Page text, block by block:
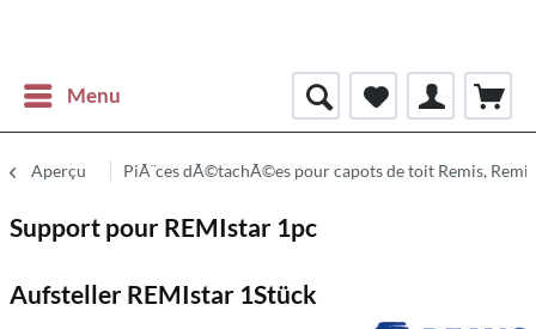
Menu
Aperçu PiÃ¨ces dÃ©tachÃ©es pour capots de toit Remis,
Support pour REMIstar 1pc
Aufsteller REMIstar 1Stück